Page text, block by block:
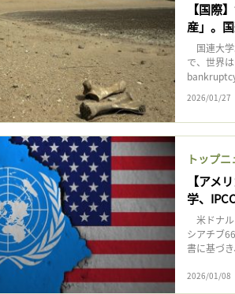
【国際
産」。
国連大学
で、世界
2026/01/27
トップニ
【アメ
学、
米ドナル
シアチブ
書に基づ
2026/01/08
ログイン 会員登録